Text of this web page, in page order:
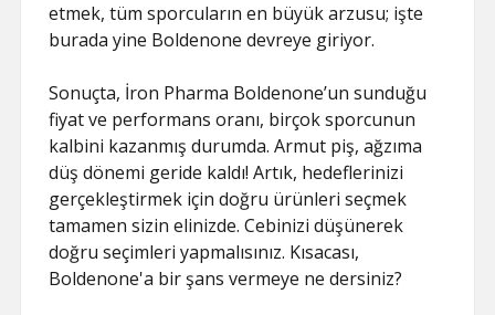
etmek, tüm sporcuların en büyük arzusu; işte
burada yine Boldenone devreye giriyor.
Sonuçta, İron Pharma Boldenone’un sunduğu
fiyat ve performans oranı, birçok sporcunun
kalbini kazanmış durumda. Armut piş, ağzıma
düş dönemi geride kaldı! Artık, hedeflerinizi
gerçekleştirmek için doğru ürünleri seçmek
tamamen sizin elinizde. Cebinizi düşünerek
doğru seçimleri yapmalısınız. Kısacası,
Boldenone'a bir şans vermeye ne dersiniz?